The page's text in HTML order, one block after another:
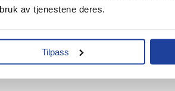
av tjenestene deres.
Tilpass